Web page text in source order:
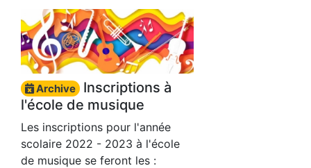
Archive
Inscriptions à
l'école de musique
Les inscriptions pour l'année
scolaire 2022 - 2023 à l'école
de musique se feront les :